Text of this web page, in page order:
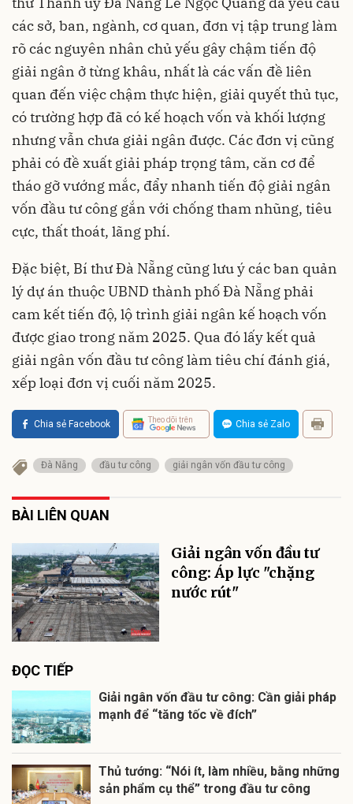
các sở, ban, ngành, cơ quan, đơn vị tập trung làm
rõ các nguyên nhân chủ yếu gây chậm tiến độ
giải ngân ở từng khâu, nhất là các vấn đề liên
quan đến việc chậm thực hiện, giải quyết thủ tục,
có trường hợp đã có kế hoạch vốn và khối lượng
nhưng vẫn chưa giải ngân được. Các đơn vị cũng
phải có đề xuất giải pháp trọng tâm, căn cơ để
tháo gỡ vướng mắc, đẩy nhanh tiến độ giải ngân
vốn đầu tư công gắn với chống tham nhũng, tiêu
cực, thất thoát, lãng phí.
Đặc biệt, Bí thư Đà Nẵng cũng lưu ý các ban quản
lý dự án thuộc UBND thành phố Đà Nẵng phải
cam kết tiến độ, lộ trình giải ngân kế hoạch vốn
được giao trong năm 2025. Qua đó lấy kết quả
giải ngân vốn đầu tư công làm tiêu chí đánh giá,
xếp loại đơn vị cuối năm 2025.
Chia sẻ Facebook Theo dõi trên Chia sẻ Zalo
Đà Nẵng đầu tư công giải ngân vốn đầu tư công
BÀI LIÊN QUAN
Giải ngân vốn đầu tư
công: Áp lực "chặng
nước rút"
ĐỌC TIẾP
Giải ngân vốn đầu tư công: Cần giải pháp
mạnh để “tăng tốc về đích”
Thủ tướng: “Nói ít, làm nhiều, bằng những
sản phẩm cụ thể” trong đầu tư công